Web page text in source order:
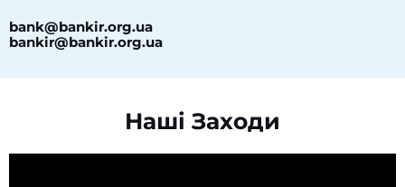
bank@bankir.org.ua
bankir@bankir.org.ua
Наші Заходи​